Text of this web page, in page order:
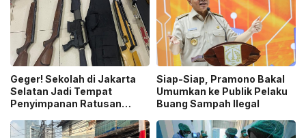
Geger! Sekolah di Jakarta
Selatan Jadi Tempat
Penyimpanan Ratusan
Pemilik
Siap-Siap, Pramono Bakal
Umumkan ke Publik Pelaku
Buang Sampah Ilegal